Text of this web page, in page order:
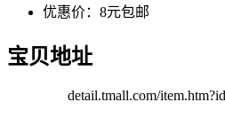
优惠价：8元包邮
宝贝地址
detail.tmall.com/